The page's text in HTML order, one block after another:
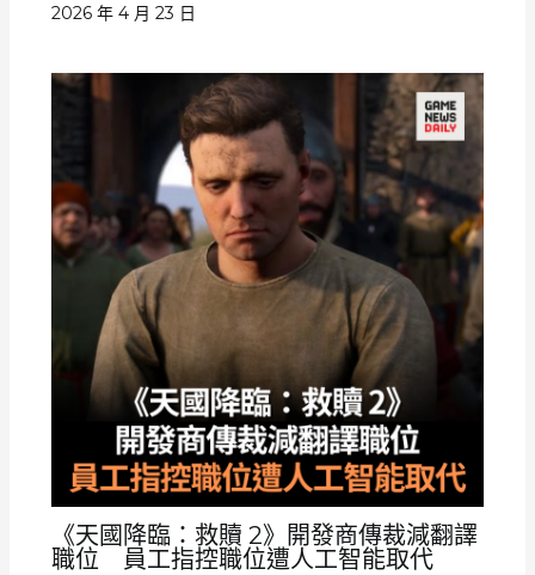
2026 年 4 月 23 日
《天國降臨：救贖 2》開發商傳裁減翻譯
職位 員工指控職位遭人工智能取代